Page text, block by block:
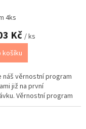
4ks
Kč/ ks
košíku
náš věrnostní program
již na první
Věrnostní program